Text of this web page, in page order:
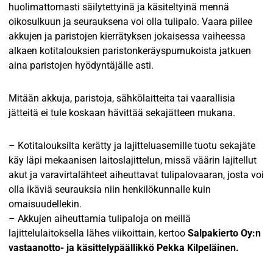
huolimattomasti säilytettyinä ja käsiteltyinä mennä
oikosulkuun ja seurauksena voi olla tulipalo. Vaara piilee
akkujen ja paristojen kierrätyksen jokaisessa vaiheessa
alkaen kotitalouksien paristonkeräyspurnukoista jatkuen
aina paristojen hyödyntäjälle asti.
Mitään akkuja, paristoja, sähkölaitteita tai vaarallisia
jätteitä ei tule koskaan hävittää sekajätteen mukana.
– Kotitalouksilta kerätty ja lajitteluasemille tuotu sekajäte
käy läpi mekaanisen laitoslajittelun, missä väärin lajitellut
akut ja varavirtalähteet aiheuttavat tulipalovaaran, josta voi
olla ikäviä seurauksia niin henkilökunnalle kuin
omaisuudellekin.
– Akkujen aiheuttamia tulipaloja on meillä
lajittelulaitoksella lähes viikoittain, kertoo Salpakierto Oy:n
vastaanotto- ja käsittelypäällikkö Pekka Kilpeläinen.